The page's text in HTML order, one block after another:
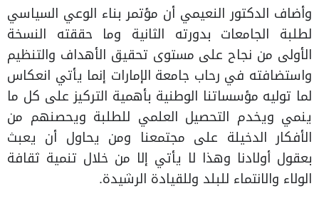
وأضاف الدكتور النعيمي أن مؤتمر بناء الوعي السياسي
لطلبة الجامعات بدورته الثانية وما حققته النسخة
الأولى من نجاح على مستوى تحقيق الأهداف والتنظيم
واستضافته في رحاب جامعة الإمارات إنما يأتي انعكاس
لما توليه مؤسساتنا الوطنية بأهمية التركيز على كل ما
ينمي ويخدم التحصيل العلمي للطلبة ويحصنهم من
الأفكار الدخيلة على مجتمعنا ومن يحاول أن يعبث
بعقول أولادنا وهذا لا يأتي إلا من خلال تنمية ثقافة
الولاء والانتماء للبلد وللقيادة الرشيدة.